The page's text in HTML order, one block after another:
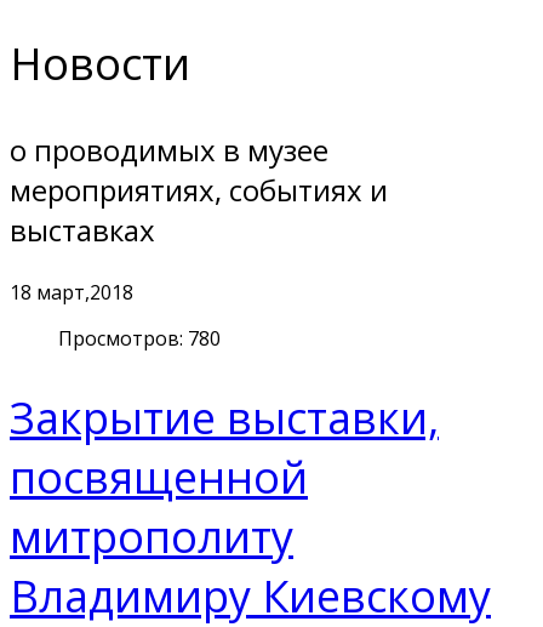
Новости
о проводимых в музее
мероприятиях, событиях и
выставках
18 март,2018
Просмотров: 780
Закрытие выставки,
посвященной
митрополиту
Владимиру Киевскому